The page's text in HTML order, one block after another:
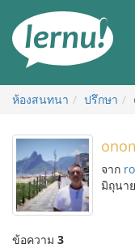
สารบัญ
ห้องสนทนา ปรึกษา
จาก
มิถุนา
ข้อความ 3